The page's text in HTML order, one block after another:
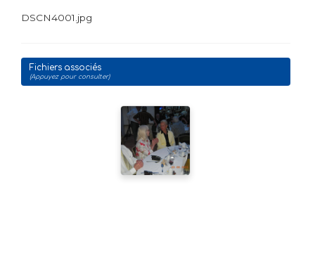
DSCN4001.jpg
Fichiers associés
(Appuyez pour consulter)